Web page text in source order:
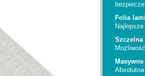
Folia
Szczelna